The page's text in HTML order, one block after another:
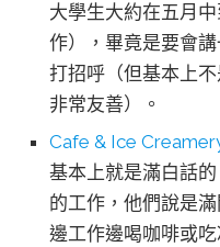
大學生大約在五月
作），畢竟是要會
打招呼（但基本上
非常友善）。
Cafe & Ice
基本上就是滿白話
的工作，他們說是
邊工作邊喝咖啡或